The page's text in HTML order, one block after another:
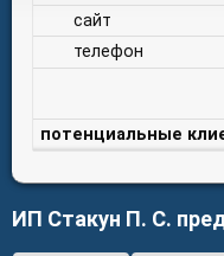
сайт
телефон
потенциальные
ИП Стакун П. С.